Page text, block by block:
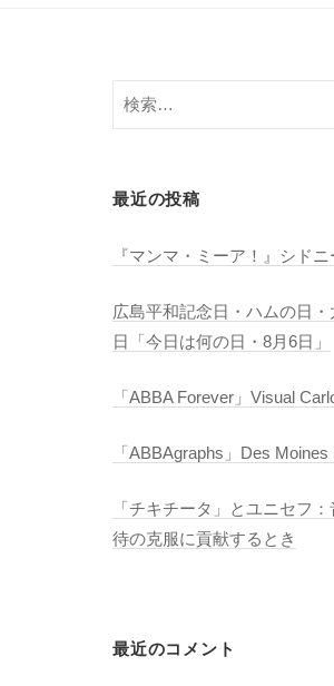
検
索:
最近の投稿
『マンマ・ミーア！』シド
広島平和記念日・ハムの日
日「今日は何の日・8月6日」
「ABBA Forever」Visual
「ABBAgraphs」Des
「チキチータ」とユニセフ
待の克服に貢献するとき
最近のコメント